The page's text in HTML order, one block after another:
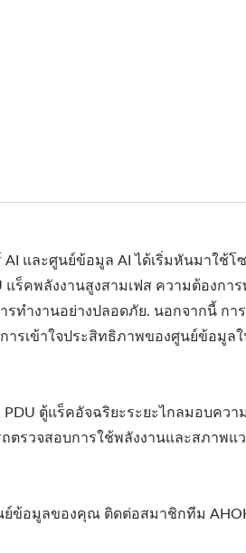
AI และศูนย์ข้อมูล AI ได้เริ่มหันมาใช้โ
ร็คพลังงานสูงสามเฟส ความต้องการ
ทำงานอย่างปลอดภัย. นอกจากนี้ กา
ารเข้าใจประสิทธิภาพของศูนย์ข้อมูล
ตู้แร็คอัจฉริยะระยะไกลมอบควา
ตรวจสอบการใช้พลังงานและสภาพแ
ข้อมูลของคุณ ติดต่อสมาชิกทีม